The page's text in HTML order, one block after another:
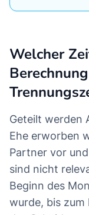
Welcher
Geteilt werden
Ehe erworben
Partner vor
sind nicht
Beginn des
wurde, bis zum